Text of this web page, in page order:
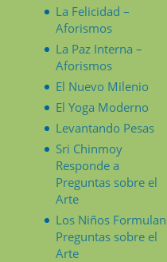
La Felicidad –
Aforismos
La Paz Interna –
Aforismos
El Nuevo Milenio
El Yoga Moderno
Levantando Pesas
Sri Chinmoy
Responde a
Preguntas sobre el
Arte
Los Niños Formulan
Preguntas sobre el
Arte